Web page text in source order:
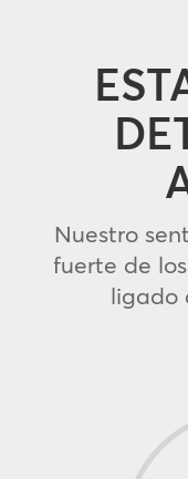
Nuestro
fuerte de
ligado